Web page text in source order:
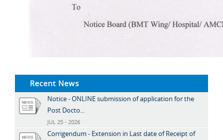
Recent News
Notice - ONLINE submission of application for the
Post Docto...
JUL 25 - 2026
Corrigendum - Extension in Last date of Receipt of